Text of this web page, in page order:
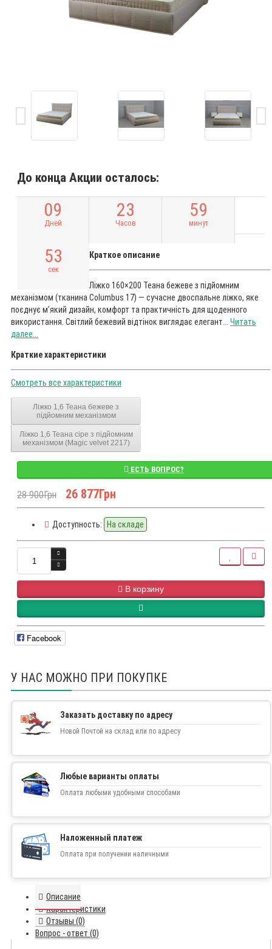
До конца Акции осталось:
09
Дней
23
Часов
59
минут
52
сек
Краткое описание
Ліжко 160×200 Теана бежеве з підйомним
механізмом (тканина Columbus 17) — сучасне двоспальне ліжко, яке
поєднує м’який дизайн, комфорт та практичність для щоденного
використання. Світлий бежевий відтінок виглядає елегант... Читать
далее...
Краткие характеристики
Смотреть все характеристики
Ліжко 1,6 Теана бежеве з
підйомним механізмом
Ліжко 1,6 Теана сіре з підйомним
механізмом (Magic velvet 2217)
ЕСТЬ ВОПРОС?
28 900Грн 26 877Грн
Доступность: На складе
В корзину
Facebook
У НАС МОЖНО ПРИ ПОКУПКЕ
Заказать доставку по адресу
Новой Почтой на склад или по адресу
Любые варианты оплаты
Оплата любыми удобными способами
Наложенный платеж
Оплата при получении наличными
Описание
Характеристики
Отзывы (0)
Вопрос - ответ (0)